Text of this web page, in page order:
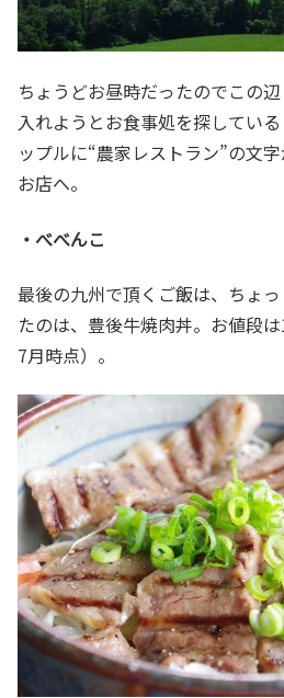
ちょうどお昼時だったのでこの
入れようとお食事処を探してい
ップルに“農家レストラン”の文
お店へ。
・べべんこ
最後の九州で頂くご飯は、ちょ
たのは、豊後牛焼肉丼。お値段
7月時点）。